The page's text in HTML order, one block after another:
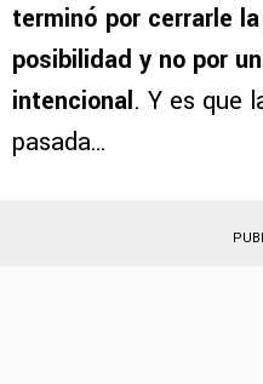
terminó por cerrarle
posibilidad y no por
intencional. Y es que
pasada…